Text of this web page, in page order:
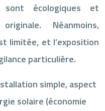
écologiques et
Néanmoins,
limitée, et l’exposition
particulière.
simple, aspect
solaire (économie